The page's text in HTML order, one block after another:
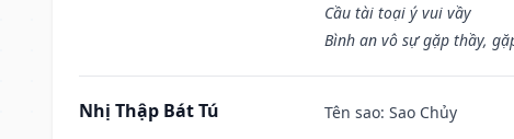
Cầu tài toại ý vui vầy
Bình an vô sự gặp thầy,
Nhị Thập Bát Tú Tên sao: Sao Chủy